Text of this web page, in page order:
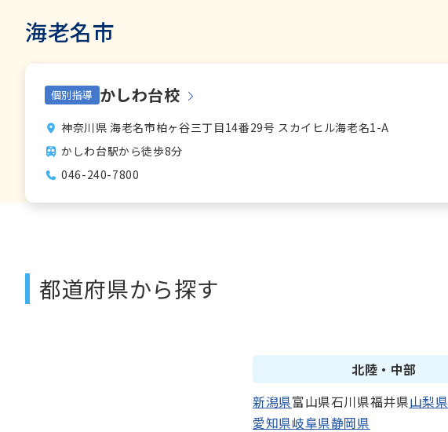
海老名市
個別指導 かしわ台校
神奈川県 海老名市柏ヶ谷三丁目14番29号 スカイヒル海老名1-A
かしわ台駅から徒歩8分
046-240-7800
都道府県から探す
北陸・中部
新潟県富山県石川県福井県山梨県
愛知県岐阜県静岡県